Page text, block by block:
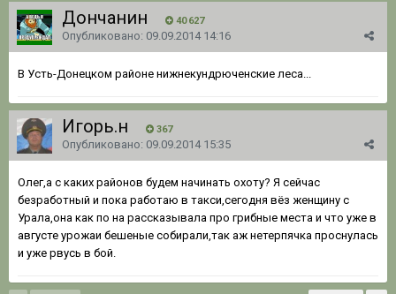
Дончанин 40 627
Опубликовано: 09.09.2014 14:16
В Усть-Донецком районе нижнекундрюченские леса...
Игорь.н 367
Опубликовано: 09.09.2014 15:35
Олег,а с каких районов будем начинать охоту? Я сейчас
безработный и пока работаю в такси,сегодня вёз женщину с
Урала,она как по на рассказывала про грибные места и что уже в
августе урожаи бешеные собирали,так аж нетерпячка проснулась
и уже рвусь в бой.